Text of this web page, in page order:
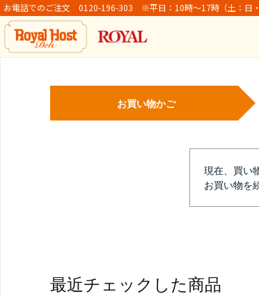
お電話でのご注文 0120-196-303 ※平日：10時～17時（土：日・
お買い物かご
現在、買い
お買い物を
最近チェックした商品